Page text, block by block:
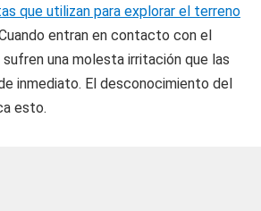
que utilizan para explorar el terreno
entran en contacto con el
una molesta irritación que las
inmediato. El desconocimiento del
esto.